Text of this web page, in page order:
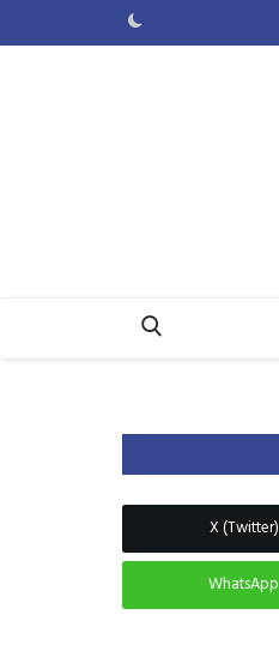
X (Twitter)
WhatsApp